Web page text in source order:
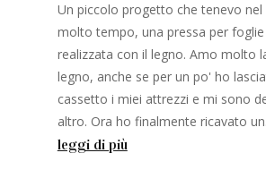
Un piccolo progetto che tenevo
molto tempo, una pressa per
realizzata con il legno. Amo molto
legno, anche se per un po' ho
cassetto i miei attrezzi e mi sono
altro. Ora ho finalmente ricavato
leggi di più